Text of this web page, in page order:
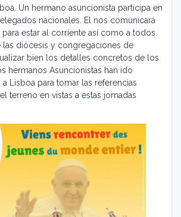
Un hermano asuncionista participa en
nacionales. El nos comunicará
para estar al corriente así como a todos
las diócesis y congregaciones de
bien los detalles concretos de los
hermanos Asuncionistas han ido
Lisboa para tomar las referencias
terreno en vistas a estas jornadas